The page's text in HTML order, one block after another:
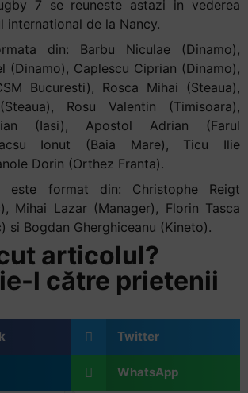
7 se reuneste astazi in vederea
international de la Nancy.
din: Barbu Niculae (Dinamo),
(Dinamo), Caplescu Ciprian (Dinamo),
Bucuresti), Rosca Mihai (Steaua),
Rosu Valentin (Timisoara),
(Iasi), Apostol Adrian (Farul
Ionut (Baia Mare), Ticu Ilie
Dorin (Orthez Franta).
este format din: Christophe Reigt
Mihai Lazar (Manager), Florin Tasca
si Bogdan Gherghiceanu (Kineto).
articolul?
l către prietenii
Twitter
WhatsApp